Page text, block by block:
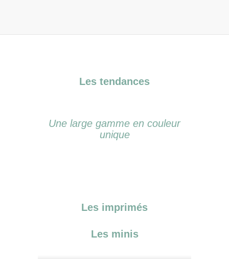
Les tendances
Une large gamme en couleur
unique
Les imprimés
Les minis